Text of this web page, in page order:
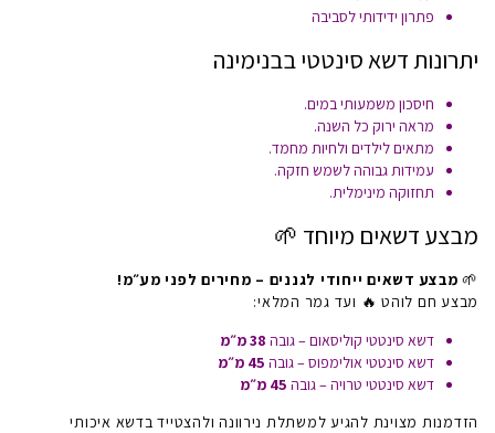
פתרון ידידותי לסביבה
יתרונות דשא סינטטי בבנימינה
חיסכון משמעותי במים.
מראה ירוק כל השנה.
מתאים לילדים ולחיות מחמד.
עמידות גבוהה לשמש חזקה.
תחזוקה מינימלית.
מבצע דשאים מיוחד 🌱
🌱 מבצע דשאים ייחודי לגננים – מחירים לפני מע״מ!
מבצע חם לוהט 🔥 ועד גמר המלאי:
דשא סינטטי קוליסאום – גובה 38 מ״מ
דשא סינטטי אולימפוס – גובה 45 מ״מ
דשא סינטטי טרויה – גובה 45 מ״מ
הזדמנות מצוינת להגיע למשתלת נירוונה ולהצטייד בדשא איכותי